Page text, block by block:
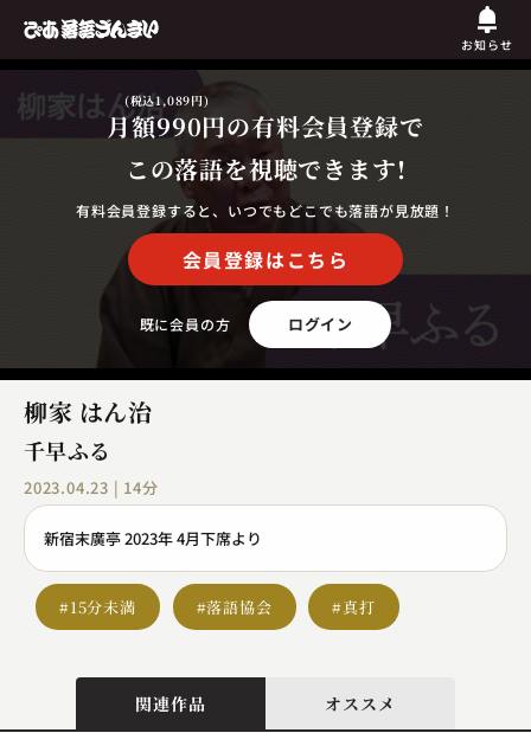
お知らせ
月額990円
(税込1,089円)
の有料会員登録で
この落語を視聴できます!
有料会員登録すると、いつでもどこでも落語が見放題！
会員登録はこちら
既に会員の方 ログイン
柳家 はん治
千早ふる
2023.04.23 | 14分
新宿末廣亭 2023年 4月下席より
#15分未満 #落語協会 #真打
関連作品 オススメ